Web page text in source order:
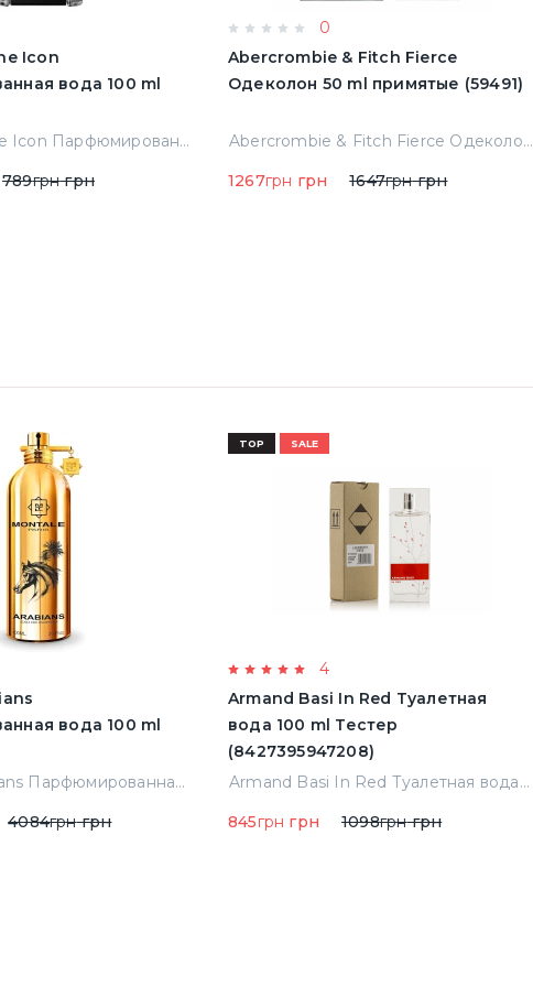
Icon
вода 100 ml
A.banderas The Icon Парфюмированная вода 100 ml Тестер
789грнгрн
0
Abercrombie & Fitch Fierce
Одеколон 50 ml примятые (59491)
Abercrombie & Fitch Fierce Одеколон 50 ml примятые (59491)
1267грн грн 1647грнгрн
вода 100 ml
Montale Arabians Парфюмированная вода 100 ml (38965)
4084грнгрн
TOP SALE
4
Armand Basi In Red Туалетная
вода 100 ml Тестер
(8427395947208)
Armand Basi In Red Туалетная вода 100 ml Тестер (8427395947208)
845грн грн 1098грнгрн